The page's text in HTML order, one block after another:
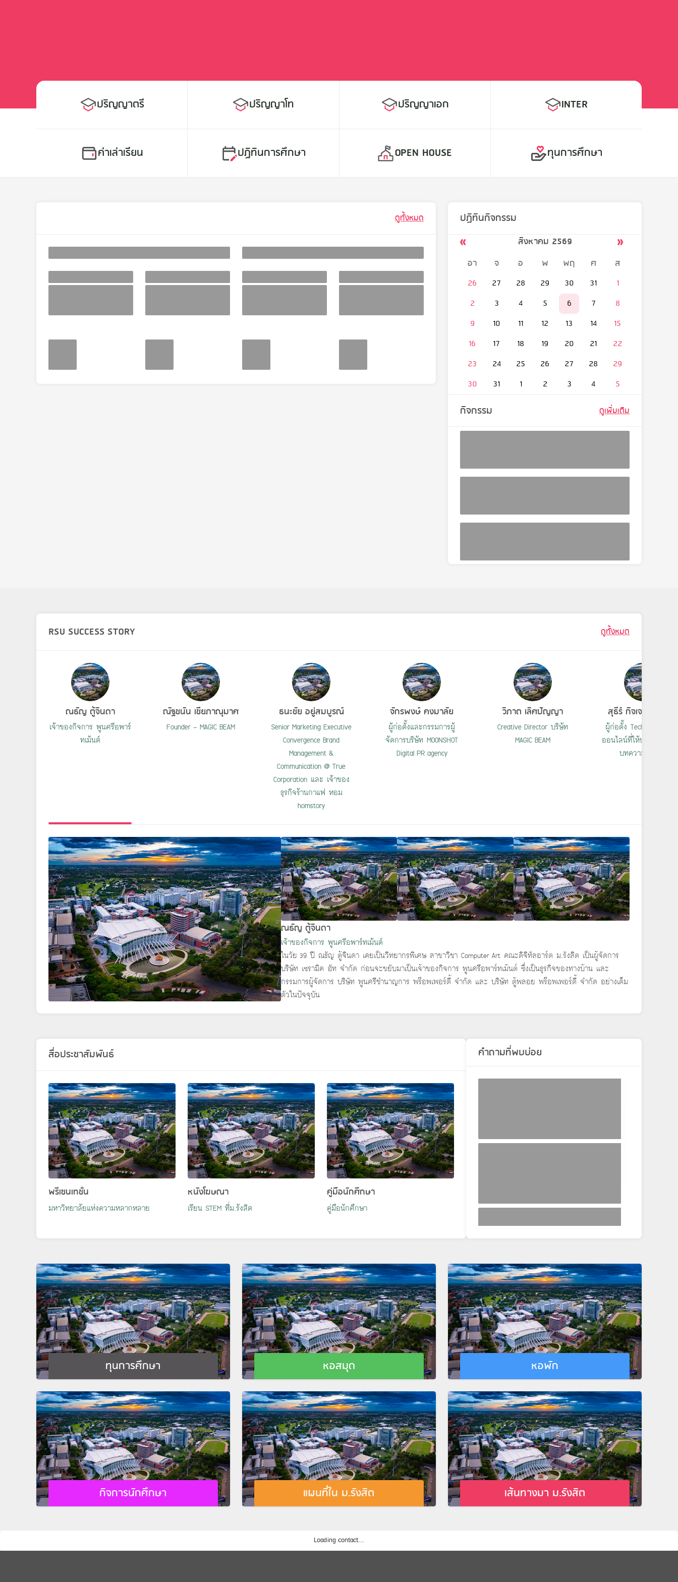
ปริญญาตรี ปริญญาโท ปริญญาเอก INTER
ค่าเล่าเรียน ปฏิทินการศึกษา OPEN HOUSE ทุนการศึกษา
ดูทั้งหมด ปฏิทินกิจกรรม
สิงหาคม 2569
อา
จ อ พ พฤ ศ ส
26 27 28 29 30 31
1
2
3 4 5 6 7
8
9
10 11 12 13 14
15
16
17 18 19 20 21
22
23
24 25 26 27 28
29
30
31 1 2 3 4 5
กิจกรรม ดูเพิ่มเติม
RSU SUCCESS STORY ดูทั้งหมด
ณธัญ ตู้จินดา
เจ้าของกิจการ พูนศรีอพาร์
ทเม้นต์
ณัฐชนัน เชียภาณุมาศ
Founder - MAGIC BEAM
ธนะชัย อยู่สมบูรณ์
Senior Marketing Executive
Convergence Brand
Management &
Communication @ True
Corporation และ เจ้าของ
ธุรกิจร้านกาแฟ หอม
homstory
จักรพงษ์ คงมาลัย
ผู้ก่อตั้งและกรรมการผู้
จัดการบริษัท MOONSHOT
Digital PR agency
วิภาต เลิศปัญญา
Creative Director บริษัท
MAGIC BEAM
สุธีร์ กิจเจริญการกุล
ผู้ก่อตั้ง TechTalkThai
ออนไลน์ที่ให้บริการข่าว
บทความด้าน IT
ณธัญ ตู้จินดา
เจ้าของกิจการ พูนศรีอพาร์ทเม้นต์
ในวัย 39 ปี ณธัญ ตู้จินดา เคยเป็นวิทยากรพิเศษ สาขาวิชา Computer Art คณะดิจิทัลอาร์ต ม.รังสิต เป็นผู้จัดการ
บริษัท เซรามิค ฮัท จำกัด ก่อนจะขยับมาเป็นเจ้าของกิจการ พูนศรีอพาร์ทเม้นต์ ซึ่งเป็นธุรกิจของทางบ้าน และ
กรรมการผู้จัดการ บริษัท พูนศรีชำนาญการ พร๊อพเพอร์ตี้ จำกัด และ บริษัท ตู้พลอย พร๊อพเพอร์ตี้ จำกัด อย่างเต็ม
ตัวในปัจจุบัน
สื่อประชาสัมพันธ์
พรีเซนเทชั่น
มหาวิทยาลัยแห่งความหลากหลาย
หนังโฆษณา
เรียน STEM ที่ม.รังสิต
คู่มือนักศึกษา
คู่มือนักศึกษา
คำถามที่พบบ่อย
ทุนการศึกษา หอสมุด หอพัก
กิจการนักศึกษา แผนที่ใน ม.รังสิต เส้นทางมา ม.รังสิต
Loading contact...